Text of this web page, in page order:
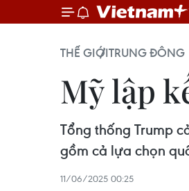
THẾ GIỚITRUNG ĐÔNG
Mỹ lập
Tổng thống Trump
gồm cả lựa chọn
11/06/2025 00:25